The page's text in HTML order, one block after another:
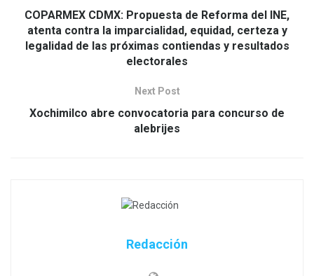
COPARMEX CDMX: Propuesta de Reforma del INE,
atenta contra la imparcialidad, equidad, certeza y
legalidad de las próximas contiendas y resultados
electorales
Next Post
Xochimilco abre convocatoria para concurso de
alebrijes
Redacción